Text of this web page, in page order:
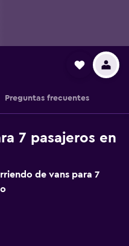
Preguntas frecuentes
7 pasajeros en
de vans para 7